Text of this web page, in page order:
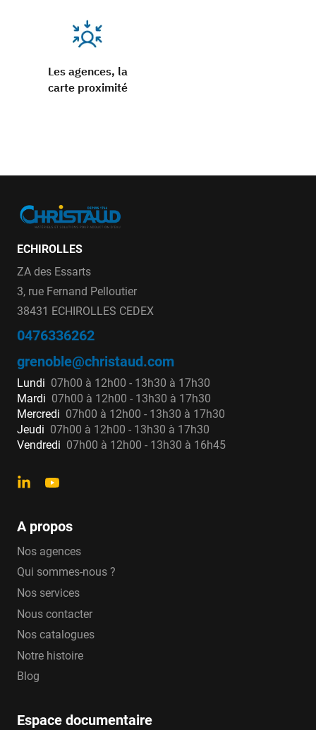
Les agences, la
carte proximité
ECHIROLLES
ZA des Essarts
3, rue Fernand Pelloutier
38431 ECHIROLLES CEDEX
0476336262
grenoble@christaud.com
Lundi 07h00 à 12h00 - 13h30 à 17h30
Mardi 07h00 à 12h00 - 13h30 à 17h30
Mercredi 07h00 à 12h00 - 13h30 à 17h30
Jeudi 07h00 à 12h00 - 13h30 à 17h30
Vendredi 07h00 à 12h00 - 13h30 à 16h45
A propos
Nos agences
Qui sommes-nous ?
Nos services
Nous contacter
Nos catalogues
Notre histoire
Blog
Espace documentaire